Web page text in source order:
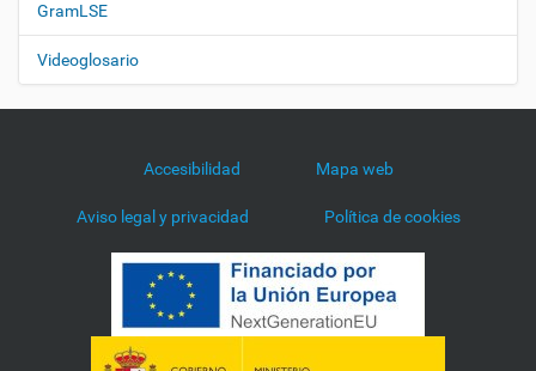
GramLSE
Videoglosario
Accesibilidad Mapa web
Aviso legal y privacidad Política de cookies